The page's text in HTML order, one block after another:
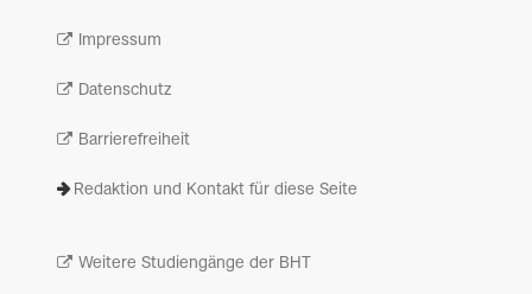
Impressum
Datenschutz
Barrierefreiheit
Redaktion und Kontakt für diese Seite
Weitere Studiengänge der BHT